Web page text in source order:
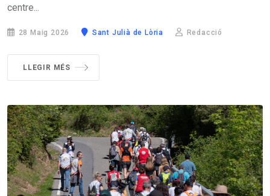
centre...
28 Maig 2026 Sant Julià de Lòria Redacció
LLEGIR MÉS